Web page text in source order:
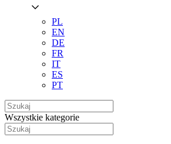
PL
EN
DE
FR
IT
ES
PT
Wszystkie kategorie